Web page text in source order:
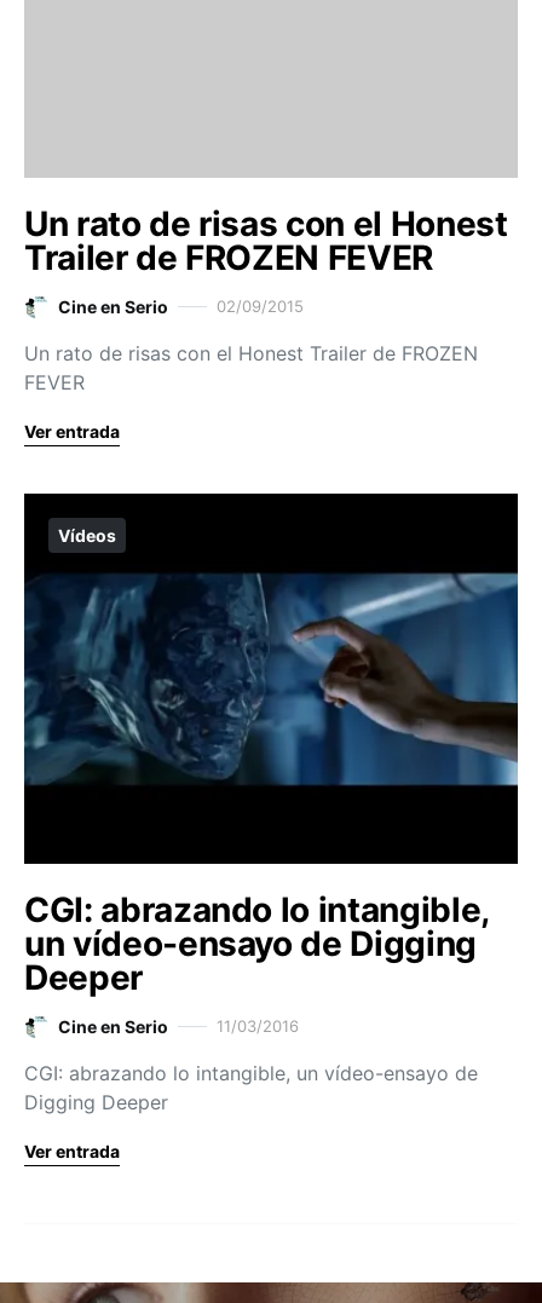
Un rato de risas con el Honest
Trailer de FROZEN FEVER
Cine en Serio 02/09/2015
Un rato de risas con el Honest Trailer de FROZEN
FEVER
Ver entrada
Vídeos
CGI: abrazando lo intangible,
un vídeo-ensayo de Digging
Deeper
Cine en Serio 11/03/2016
CGI: abrazando lo intangible, un vídeo-ensayo de
Digging Deeper
Ver entrada